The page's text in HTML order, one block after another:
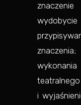
wydobycie
i